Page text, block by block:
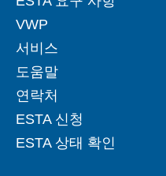
VWP
서비스
도움말
연락처
ESTA 신청
ESTA 상태 확인